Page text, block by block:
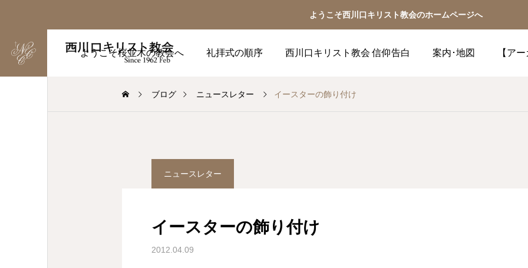
ようこそ西川口キリスト教会のホームページへ
ようこそ桜並木の教会へ 礼拝式の順序 西川口キリスト教会 信仰告白 案内･地図 【ア
ブログ ニュースレター イースターの飾り付け
ニュースレター
イースターの飾り付け
2012.04.09